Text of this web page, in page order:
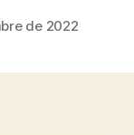
de 2022